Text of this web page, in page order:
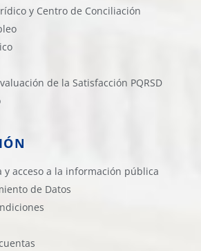
y Centro de Conciliación
de la Satisfacción PQRSD
y acceso a la información pública
de Datos